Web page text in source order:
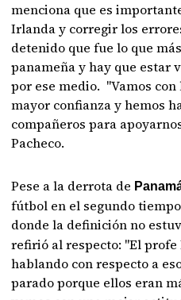
menciona que es
Irlanda y corregir los
detenido que fue lo que
panameña y hay que estar
por ese medio. "Vamos
mayor confianza y hemos
compañeros para
Pacheco.
Pese a la derrota de
fútbol en el segundo
donde la definición no
refirió al respecto: "El
hablando con respecto a
parado porque ellos eran